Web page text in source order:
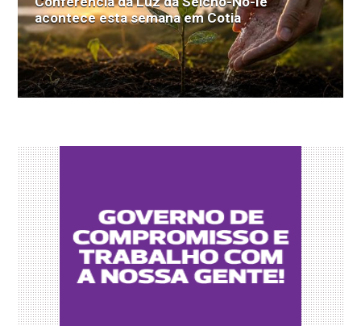
acontece esta semana em Cotia